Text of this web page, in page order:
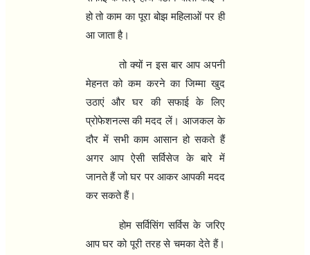
हो तो काम का पूरा बोझ महिलाओं पर ही
आ जाता है।
तो क्यों न इस बार आप अपनी
मेहनत को कम करने का जिम्मा खुद
उठाएं और घर की सफाई के लिए
प्रोफेशनल्स की मदद लें। आजकल के
दौर में सभी काम आसान हो सकते हैं
अगर आप ऐसी सर्विसेज के बारे में
जानते हैं जो घर पर आकर आपकी मदद
कर सकते हैं।
होम सर्विसिंग सर्विस के जरिए
आप घर को पूरी तरह से चमका देते हैं।